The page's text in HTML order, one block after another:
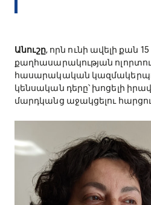
Անուշը, որն ունի ավելի քան
քաղհասարակության
հասարակական
կենսական դերը՝ խոցելի
մարդկանց աջակցելու